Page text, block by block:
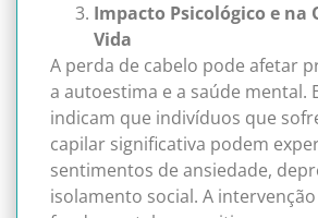
Impacto Psicológico e na
Vida
A perda de cabelo pode afetar
a autoestima e a saúde mental.
indicam que indivíduos que
capilar significativa podem
sentimentos de ansiedade,
isolamento social. A